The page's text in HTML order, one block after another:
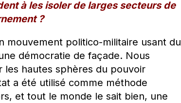
à les isoler de larges secteurs de
?
mouvement politico-militaire usant du
démocratie de façade. Nous
les hautes sphères du pouvoir
a été utilisé comme méthode
et tout le monde le sait bien, une